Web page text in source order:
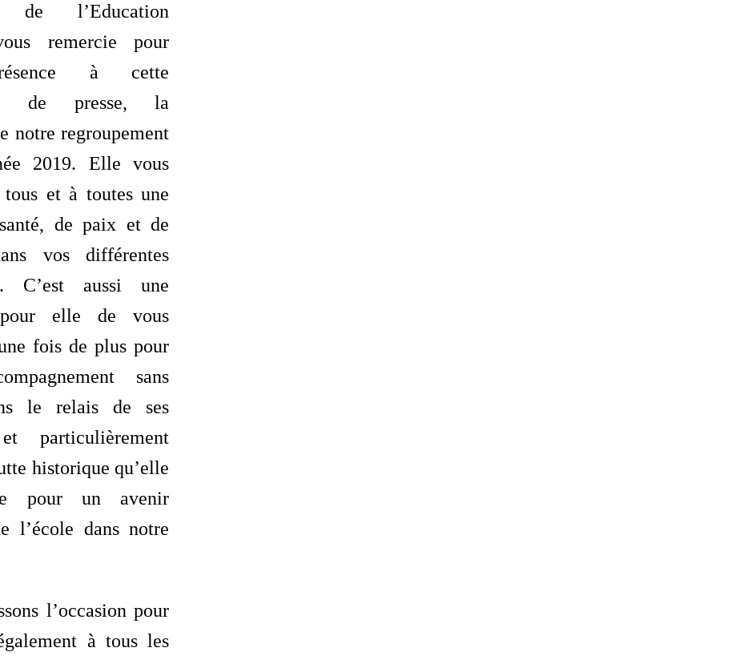
de l’Education
remercie pour
à cette
de presse, la
notre regroupement
2019. Elle vous
tous et à toutes une
de paix et de
vos différentes
C’est aussi une
pour elle de vous
fois de plus pour
sans
le relais de ses
particulièrement
historique qu’elle
pour un avenir
l’école dans notre
l’occasion pour
à tous les